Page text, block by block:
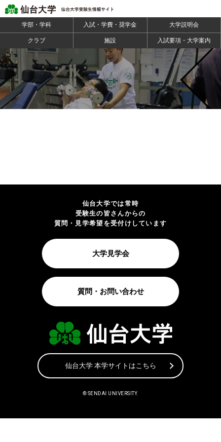
学部・学科 入試・学費・奨学金 大学説明会
クラブ 施設 入試要項・大学案内
仙台大学では常時
受験生の皆さんからの
質問・見学希望を受付けしています
大学見学会
質問・お問い合わせ
仙台大学 本学サイトはこちら
© SENDAI UNIVERSITY.